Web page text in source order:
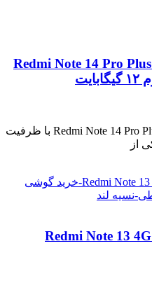
گوشی موبایل شیائومی مدل Redmi Note 14 Pro Plus
گوشی موبایل شیائومی مدل Redmi Note 14 Pro Plus 5G با ظرفیت